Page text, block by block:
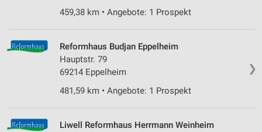
459,38 km • Angebote: 1 Prospekt
❯
Reformhaus Budjan Eppelheim
Hauptstr. 79
69214 Eppelheim
481,59 km • Angebote: 1 Prospekt
Liwell Reformhaus Herrmann Weinheim